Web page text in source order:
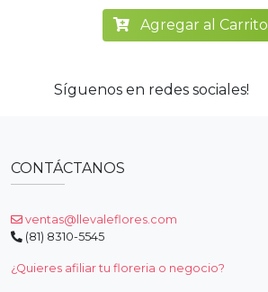
Agregar al Carrito
Síguenos en redes sociales!
CONTÁCTANOS
ventas@llevaleflores.com
(81) 8310-5545
¿Quieres afiliar tu floreria o negocio?